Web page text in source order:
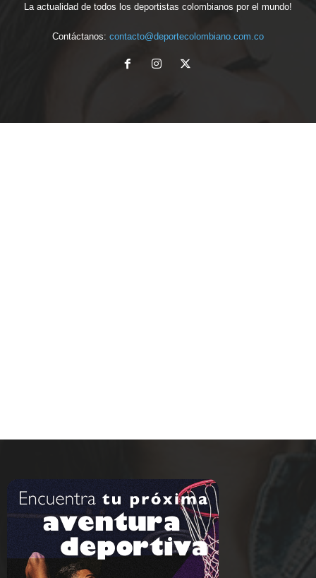
La actualidad de todos los deportistas colombianos por el mundo!
Contáctanos: contacto@deportecolombiano.com.co